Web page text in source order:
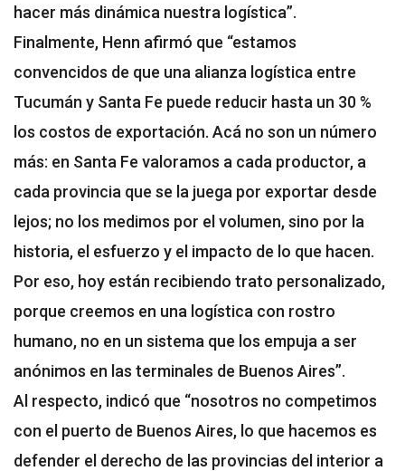
hacer más dinámica nuestra logística”.
Finalmente, Henn afirmó que “estamos
convencidos de que una alianza logística entre
Tucumán y Santa Fe puede reducir hasta un 30 %
los costos de exportación. Acá no son un número
más: en Santa Fe valoramos a cada productor, a
cada provincia que se la juega por exportar desde
lejos; no los medimos por el volumen, sino por la
historia, el esfuerzo y el impacto de lo que hacen.
Por eso, hoy están recibiendo trato personalizado,
porque creemos en una logística con rostro
humano, no en un sistema que los empuja a ser
anónimos en las terminales de Buenos Aires”.
Al respecto, indicó que “nosotros no competimos
con el puerto de Buenos Aires, lo que hacemos es
defender el derecho de las provincias del interior a